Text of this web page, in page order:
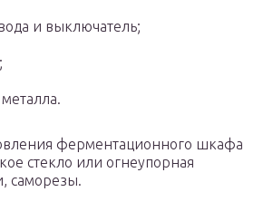
и выключатель;
ферментационного шкафа
стекло или огнеупорная
саморезы.